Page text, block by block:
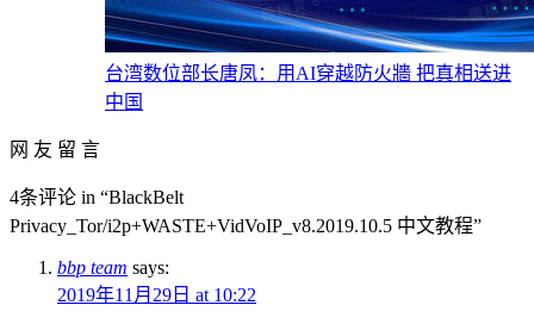
台湾数位部长唐凤：用AI穿越防火牆 把真相送进
中国
网 友 留 言
4条评论 in “BlackBelt
Privacy_Tor/i2p+WASTE+VidVoIP_v8.2019.10.5 中文教程”
bbp team says:
2019年11月29日 at 10:22